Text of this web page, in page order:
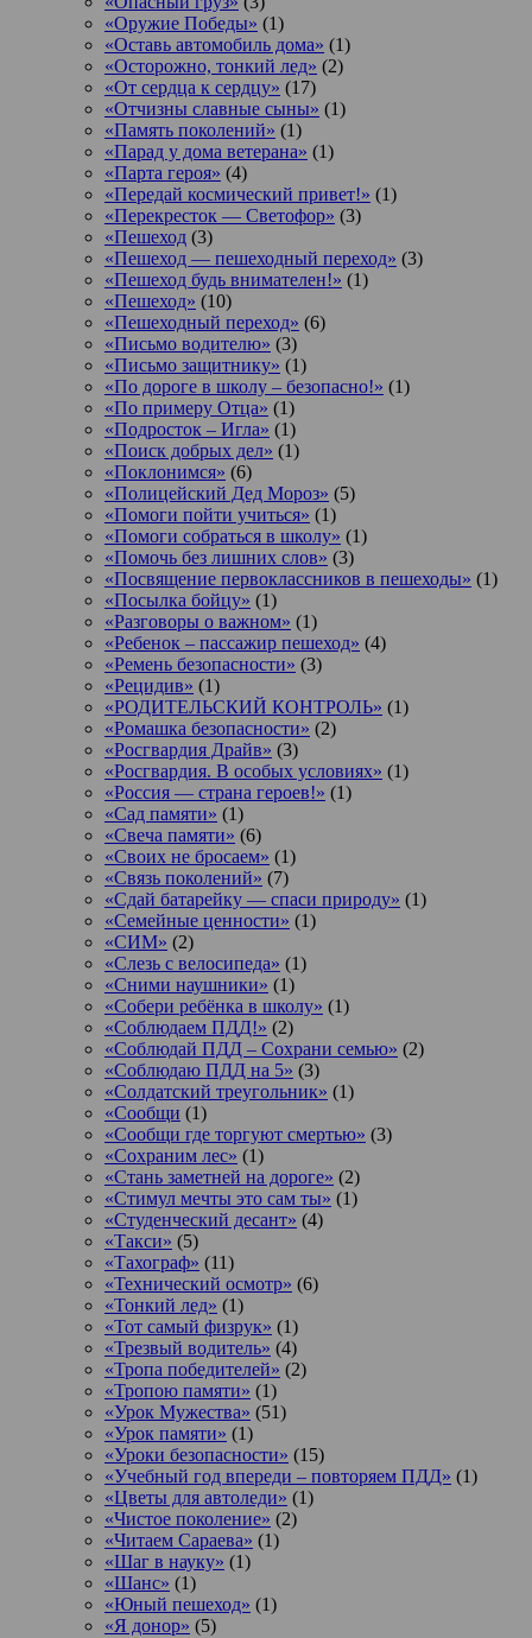
«Оружие Победы» (1)
«Оставь автомобиль дома» (1)
«Осторожно, тонкий лед» (2)
«От сердца к сердцу» (17)
«Отчизны славные сыны» (1)
«Память поколений» (1)
«Парад у дома ветерана» (1)
«Парта героя» (4)
«Передай космический привет!» (1)
«Перекресток — Светофор» (3)
«Пешеход (3)
«Пешеход — пешеходный переход» (3)
«Пешеход будь внимателен!» (1)
«Пешеход» (10)
«Пешеходный переход» (6)
«Письмо водителю» (3)
«Письмо защитнику» (1)
«По дороге в школу – безопасно!» (1)
«По примеру Отца» (1)
«Подросток ‒ Игла» (1)
«Поиск добрых дел» (1)
«Поклонимся» (6)
«Полицейский Дед Мороз» (5)
«Помоги пойти учиться» (1)
«Помоги собраться в школу» (1)
«Помочь без лишних слов» (3)
«Посвящение первоклассников в пешеходы» (1)
«Посылка бойцу» (1)
«Разговоры о важном» (1)
«Ребенок – пассажир пешеход» (4)
«Ремень безопасности» (3)
«Рецидив» (1)
«РОДИТЕЛЬСКИЙ КОНТРОЛЬ» (1)
«Ромашка безопасности» (2)
«Росгвардия Драйв» (3)
«Росгвардия. В особых условиях» (1)
«Россия — страна героев!» (1)
«Сад памяти» (1)
«Свеча памяти» (6)
«Своих не бросаем» (1)
«Связь поколений» (7)
«Сдай батарейку — спаси природу» (1)
«Семейные ценности» (1)
«СИМ» (2)
«Слезь с велосипеда» (1)
«Сними наушники» (1)
«Собери ребёнка в школу» (1)
«Соблюдаем ПДД!» (2)
«Соблюдай ПДД – Сохрани семью» (2)
«Соблюдаю ПДД на 5» (3)
«Солдатский треугольник» (1)
«Сообщи (1)
«Сообщи где торгуют смертью» (3)
«Сохраним лес» (1)
«Стань заметней на дороге» (2)
«Стимул мечты это сам ты» (1)
«Студенческий десант» (4)
«Такси» (5)
«Тахограф» (11)
«Технический осмотр» (6)
«Тонкий лед» (1)
«Тот самый физрук» (1)
«Трезвый водитель» (4)
«Тропа победителей» (2)
«Тропою памяти» (1)
«Урок Мужества» (51)
«Урок памяти» (1)
«Уроки безопасности» (15)
«Учебный год впереди – повторяем ПДД» (1)
«Цветы для автоледи» (1)
«Чистое поколение» (2)
«Читаем Сараева» (1)
«Шаг в науку» (1)
«Шанс» (1)
«Юный пешеход» (1)
«Я донор» (5)